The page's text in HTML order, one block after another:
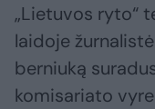
„Lietuvos ryto“
laidoje
berniuką
komisariato